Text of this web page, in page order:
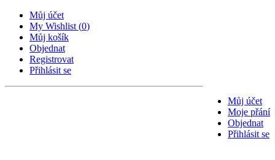
Můj účet
My Wishlist (0)
Můj košík
Objednat
Registrovat
Přihlásit se
Můj účet
Moje přání
Objednat
Přihlásit se